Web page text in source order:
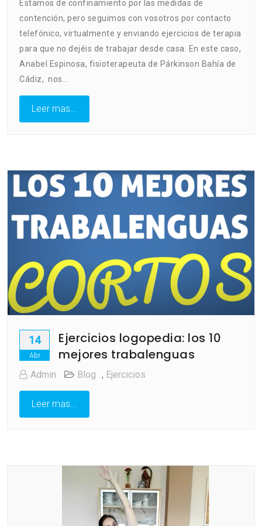
Estamos de confinamiento por las medidas de
contención, pero seguimos con vosotros por contacto
telefónico, virtualmente y enviando ejercicios de terapia
para que no dejéis de trabajar desde casa. En este caso,
Anabel Espinosa, fisioterapeuta de Párkinson Bahía de
Cádiz, nos…
Leer mas...
14
Abr
Ejercicios logopedia: los 10
mejores trabalenguas
Admin Blog , Ejercicios
Leer mas...